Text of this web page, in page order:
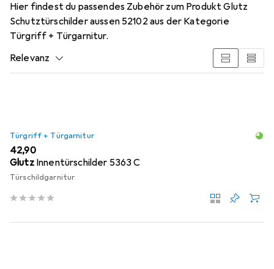
Hier findest du passendes Zubehör zum Produkt Glutz
Schutztürschilder aussen 52102 aus der Kategorie
Türgriff + Türgarnitur.
Relevanz
Türgriff + Türgarnitur
EUR
42,90
Glutz Innentürschilder 5363 C
Türschildgarnitur